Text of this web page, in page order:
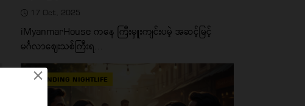
×
17 Oct, 2025
iMyanmarHouse ကနေ ကြီးမှူးကျင်းပမဲ့ အဆင့်မြင့်
မင်္ဂလာဈေးသစ်ကြီးရ...
TRENDING NIGHTLIFE